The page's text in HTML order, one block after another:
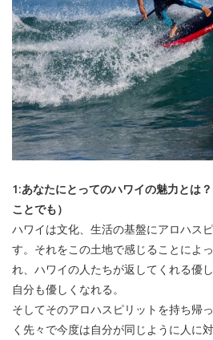
1:あなたにとってのハワイの魅力とは
ことでも）
ハワイは文化、生活の基盤にアロハス
す。それをこの土地で感じることによ
れ、ハワイの人たちが返してくれる優
自分も優しくなれる。
そしてそのアロハスピリットを持ち帰
く先々で今度は自分が同じように人に